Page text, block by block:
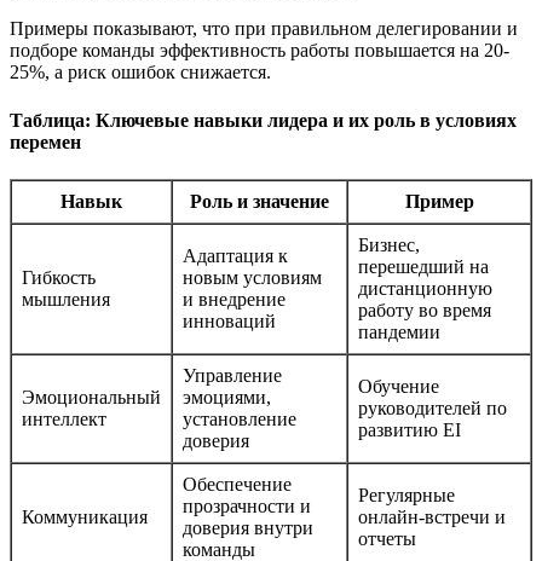
Примеры показывают, что при правильном делегировании и
подборе команды эффективность работы повышается на 20-
25%, а риск ошибок снижается.
Таблица: Ключевые навыки лидера и их роль в условиях
перемен
Навык Роль и значение Пример
Гибкость
мышления
Адаптация к
новым условиям
и внедрение
инноваций
Бизнес,
перешедший на
дистанционную
работу во время
пандемии
Эмоциональный
интеллект
Управление
эмоциями,
установление
доверия
Обучение
руководителей по
развитию EI
Коммуникация
Обеспечение
прозрачности и
доверия внутри
команды
Регулярные
онлайн-встречи и
отчеты